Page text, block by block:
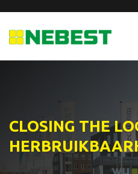
CLOSING THE